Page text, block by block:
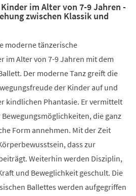
im Alter von 7-9 Jahren -
zwischen Klassik und
moderne tänzerische
im Alter von 7-9 Jahren mit dem
Der moderne Tanz greift die
der Kinder auf und
kindlichen Phantasie. Er vermittelt
die ganz
Form annehmen. Mit der Zeit
dass zur
Weiterhin werden Disziplin,
und Beweglichkeit geschult. Die
Ballettes werden aufgegriffen